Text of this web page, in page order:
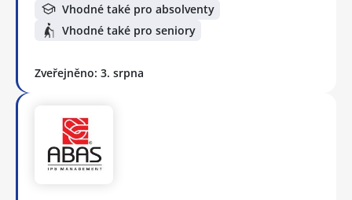
Vhodné také pro absolventy
Vhodné také pro seniory
Zveřejněno: 3. srpna